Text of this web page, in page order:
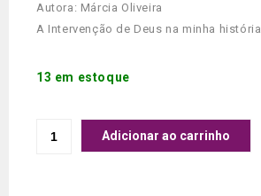
Autora: Márcia Oliveira
A Intervenção de Deus na minha história
13 em estoque
Adicionar ao carrinho